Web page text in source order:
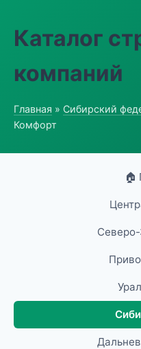
Каталог
компаний
Главная » Сибирский
Комфорт
🏠